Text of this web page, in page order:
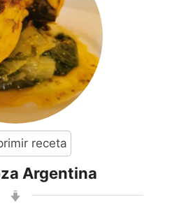
receta
Argentina